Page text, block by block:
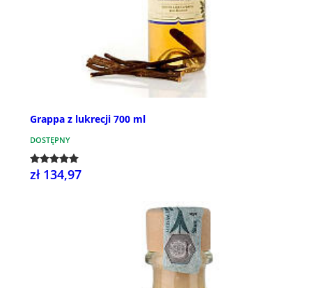
Grappa z lukrecji 700 ml
DOSTĘPNY
zł 134,97